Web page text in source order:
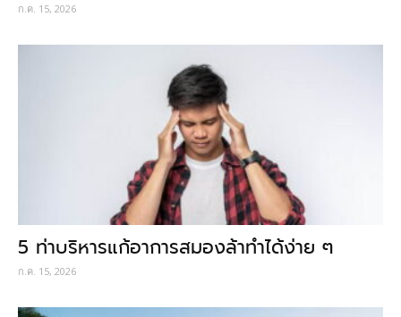
ก.ค. 15, 2026
5 ท่าบริหารแก้อาการสมองล้าทำได้ง่าย ๆ
ก.ค. 15, 2026